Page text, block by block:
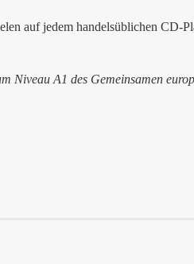
auf jedem handelsüblichen CD-
Niveau A1 des Gemeinsamen